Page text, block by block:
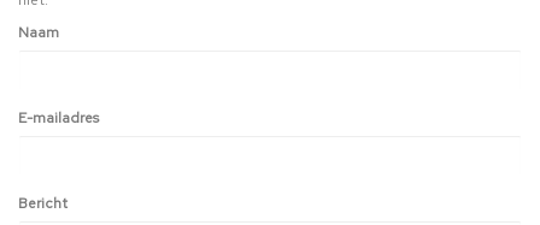
Naam
E-mailadres
Bericht